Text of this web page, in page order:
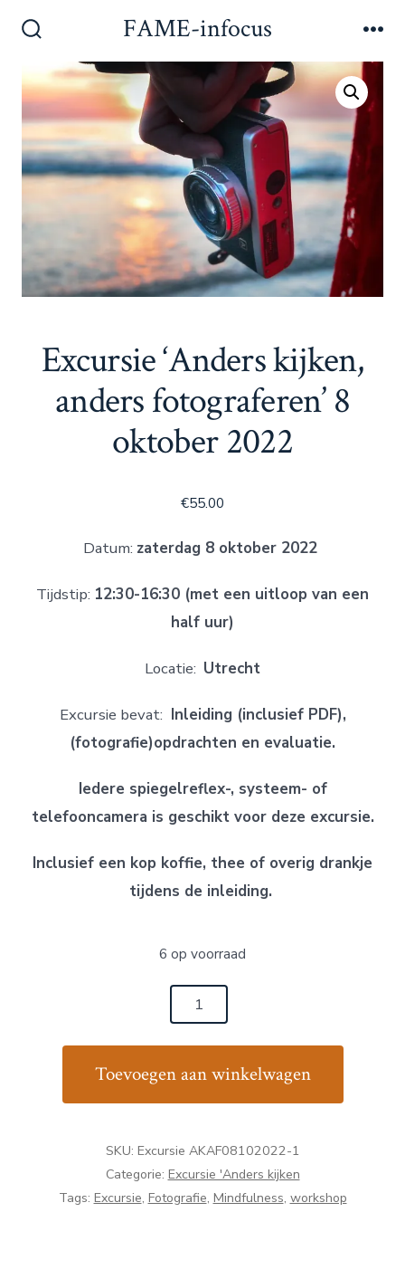
overslaan
toggle
FAME-infocus
Excursie ‘Anders kijken,
anders fotograferen’ 8
oktober 2022
€55.00
Datum: zaterdag 8 oktober 2022
Tijdstip: 12:30-16:30 (met een uitloop van een
half uur)
Locatie: Utrecht
Excursie bevat: Inleiding (inclusief PDF),
(fotografie)opdrachten en evaluatie.
Iedere spiegelreflex-, systeem- of
telefooncamera is geschikt voor deze excursie.
Inclusief een kop koffie, thee of overig drankje
tijdens de inleiding.
6 op voorraad
fotograferen'
Toevoegen aan winkelwagen
SKU: Excursie AKAF08102022-1
Categorie: Excursie 'Anders kijken
Tags: Excursie, Fotografie, Mindfulness, workshop